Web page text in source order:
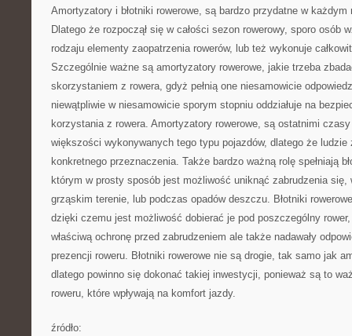
Amortyzatory i błotniki rowerowe, są bardzo przydatne w każdym
Dlatego że rozpoczął się w całości sezon rowerowy, sporo osób
rodzaju elementy zaopatrzenia rowerów, lub też wykonuje
Szczególnie ważne są amortyzatory rowerowe, jakie trzeba
skorzystaniem z rowera, gdyż pełnią one niesamowicie
niewątpliwie w niesamowicie sporym stopniu oddziałuje na
korzystania z rowera. Amortyzatory rowerowe, są ostatnimi
większości wykonywanych tego typu pojazdów, dlatego że ludzie
konkretnego przeznaczenia. Także bardzo ważną rolę spełniają
którym w prosty sposób jest możliwość uniknąć zabrudzenia
grząskim terenie, lub podczas opadów deszczu. Błotniki
dzięki czemu jest możliwość dobierać je pod poszczególny
właściwą ochronę przed zabrudzeniem ale także nadawały
prezencji roweru. Błotniki rowerowe nie są drogie, tak samo jak
dlatego powinno się dokonać takiej inwestycji, ponieważ są to
roweru, które wpływają na komfort jazdy.
źródło: